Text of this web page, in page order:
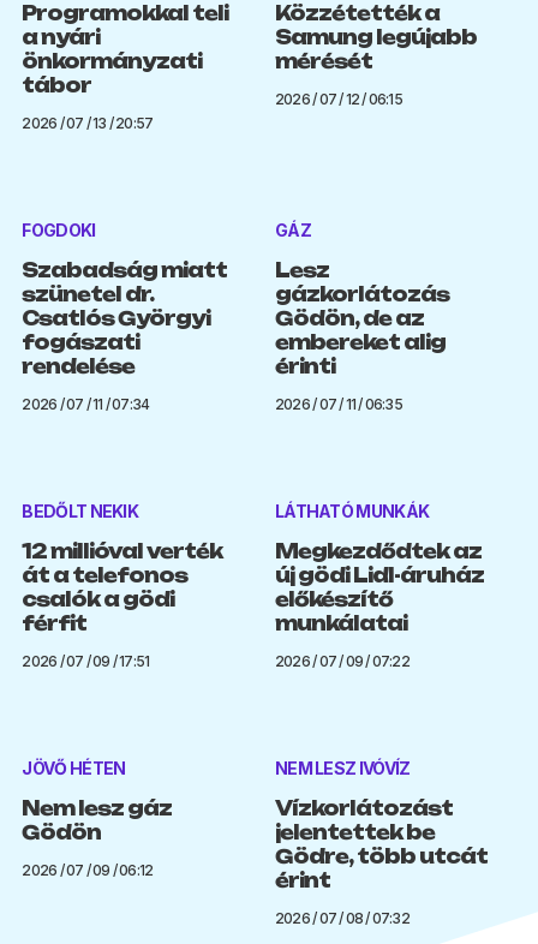
Programokkal teli
a nyári
önkormányzati
tábor
2026 / 07 / 13 / 20:57
Közzétették a
Samung legújabb
mérését
2026 / 07 / 12 / 06:15
FOGDOKI
Szabadság miatt
szünetel dr.
Csatlós Györgyi
fogászati
rendelése
2026 / 07 / 11 / 07:34
GÁZ
Lesz
gázkorlátozás
Gödön, de az
embereket alig
érinti
2026 / 07 / 11 / 06:35
BEDŐLT NEKIK
12 millióval verték
át a telefonos
csalók a gödi
férfit
2026 / 07 / 09 / 17:51
LÁTHATÓ MUNKÁK
Megkezdődtek az
új gödi Lidl-áruház
előkészítő
munkálatai
2026 / 07 / 09 / 07:22
JÖVŐ HÉTEN
Nem lesz gáz
Gödön
2026 / 07 / 09 / 06:12
NEM LESZ IVÓVÍZ
Vízkorlátozást
jelentettek be
Gödre, több utcát
érint
2026 / 07 / 08 / 07:32